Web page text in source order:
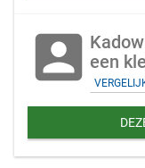
account_box een